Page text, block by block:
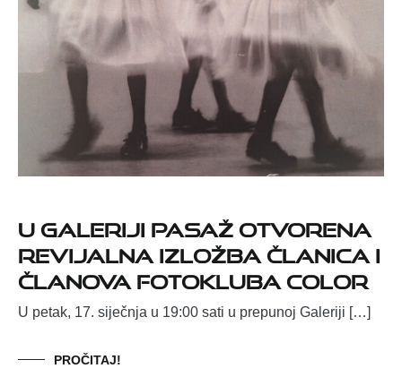
U Galeriji Pasaž otvorena
Revijalna izložba članica i
članova Fotokluba Color
U petak, 17. siječnja u 19:00 sati u prepunoj Galeriji […]
PROČITAJ!